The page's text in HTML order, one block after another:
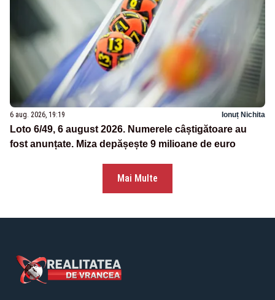
6 aug. 2026, 19:19 Ionuț Nichita
Loto 6/49, 6 august 2026. Numerele câștigătoare au
fost anunțate. Miza depășește 9 milioane de euro
Mai Multe